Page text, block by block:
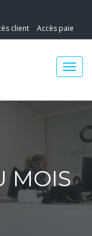
client Accès paie
MOIS